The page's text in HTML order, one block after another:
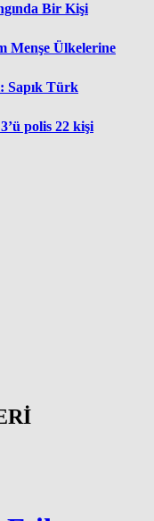
Bir Kişi
Menşe Ülkelerine
Sapık Türk
polis 22 kişi